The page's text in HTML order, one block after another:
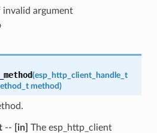
invalid argument
(esp_http_client_handle_t
method)
-- [in] The esp_http_client